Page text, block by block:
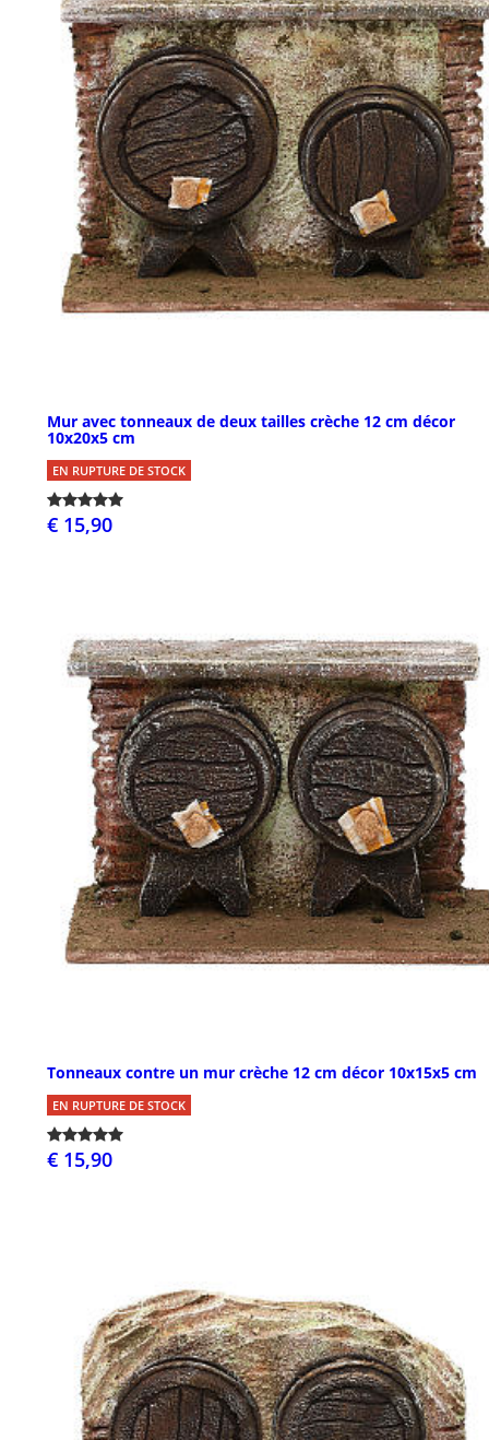
Mur avec tonneaux de deux tailles crèche 12 cm décor
10x20x5 cm
EN RUPTURE DE STOCK
€ 15,90
Tonneaux contre un mur crèche 12 cm décor 10x15x5 cm
EN RUPTURE DE STOCK
€ 15,90